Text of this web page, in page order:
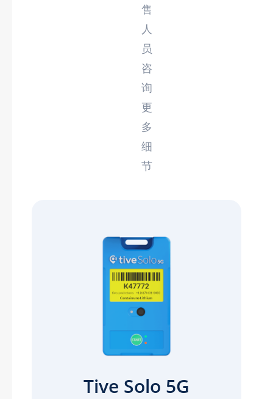
售
人
员
咨
询
更
多
细
节
Tive Solo 5G